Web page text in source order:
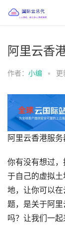
阿里云香
作者： 小编 •
阿里云香港服
你有没有想过
于自己的虚拟
地，让你可以
题，是关于阿
吗？让我们一起